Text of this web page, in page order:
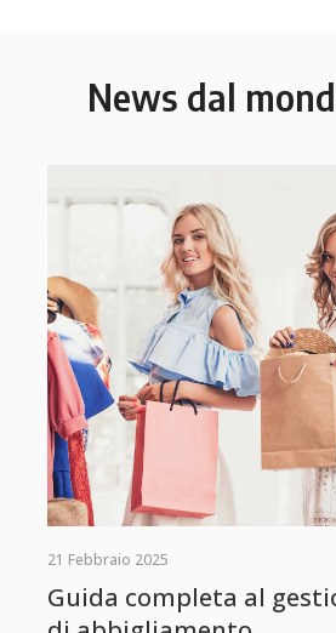
News dal
21 Febbraio 2025
Guida completa al